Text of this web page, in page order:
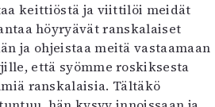
keittiöstä ja viittilöi meidät
höyryävät ranskalaiset
ja ohjeistaa meitä vastaamaan
että syömme roskiksesta
ranskalaisia. Tältäkö